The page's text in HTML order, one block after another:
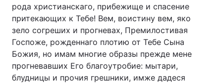
рода христианскаго, прибежище и спасение
притекающих к Тебе! Вем, воистину вем, яко
зело согреших и прогневах, Премилостивая
Госпоже, рожденнаго плотию от Тебе Сына
Божия, но имам многие образы прежде мене
прогневавших Его благоутробие: мытари,
блудницы и прочия грешники, имже дадеся